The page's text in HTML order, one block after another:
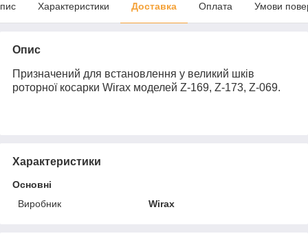
Характеристики Доставка Оплата Умови
Опис
Призначений для встановлення у великий шків
роторної косарки Wirax моделей Z-169, Z-173, Z-069.
Характеристики
Основні
Виробник
Wirax